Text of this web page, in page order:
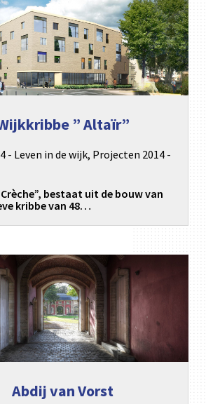
” Altaïr”
- Leven in de wijk, Projecten 2014 -
bestaat uit de bouw van
kribbe van 48…
Abdij van Vorst